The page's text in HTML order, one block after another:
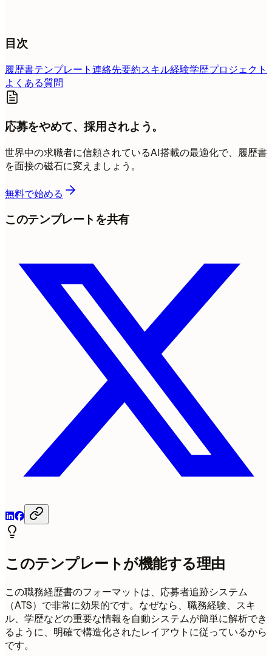
目次
履歴書テンプレート連絡先要約スキル経験学歴プロジェクト
よくある質問
応募をやめて、採用されよう。
世界中の求職者に信頼されているAI搭載の最適化で、履歴書
を面接の磁石に変えましょう。
無料で始める
このテンプレートを共有
このテンプレートが機能する理由
この職務経歴書のフォーマットは、応募者追跡システム
（ATS）で非常に効果的です。なぜなら、職務経験、スキ
ル、学歴などの重要な情報を自動システムが簡単に解析でき
るように、明確で構造化されたレイアウトに従っているから
です。